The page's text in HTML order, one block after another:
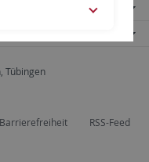
Tübingen
Barrierefreiheit RSS-Feed
policy